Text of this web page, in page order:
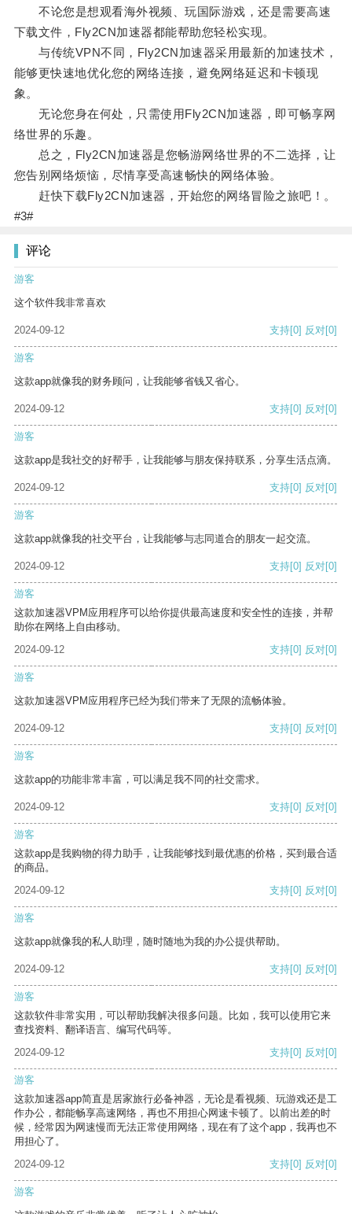
不论您是想观看海外视频、玩国际游戏，还是需要高速
下载文件，Fly2CN加速器都能帮助您轻松实现。
与传统VPN不同，Fly2CN加速器采用最新的加速技术，
能够更快速地优化您的网络连接，避免网络延迟和卡顿现
象。
无论您身在何处，只需使用Fly2CN加速器，即可畅享网
络世界的乐趣。
总之，Fly2CN加速器是您畅游网络世界的不二选择，让
您告别网络烦恼，尽情享受高速畅快的网络体验。
赶快下载Fly2CN加速器，开始您的网络冒险之旅吧！。
#3#
评论
游客
这个软件我非常喜欢
2024-09-12 支持[0] 反对[0]
游客
这款app就像我的财务顾问，让我能够省钱又省心。
2024-09-12 支持[0] 反对[0]
游客
这款app是我社交的好帮手，让我能够与朋友保持联系，分享生活点滴。
2024-09-12 支持[0] 反对[0]
游客
这款app就像我的社交平台，让我能够与志同道合的朋友一起交流。
2024-09-12 支持[0] 反对[0]
游客
这款加速器VPM应用程序可以给你提供最高速度和安全性的连接，并帮
助你在网络上自由移动。
2024-09-12
支持[0] 反对[0]
游客
这款加速器VPM应用程序已经为我们带来了无限的流畅体验。
2024-09-12 支持[0] 反对[0]
游客
这款app的功能非常丰富，可以满足我不同的社交需求。
2024-09-12 支持[0] 反对[0]
游客
这款app是我购物的得力助手，让我能够找到最优惠的价格，买到最合适
的商品。
2024-09-12
支持[0] 反对[0]
游客
这款app就像我的私人助理，随时随地为我的办公提供帮助。
2024-09-12 支持[0] 反对[0]
游客
这款软件非常实用，可以帮助我解决很多问题。比如，我可以使用它来
查找资料、翻译语言、编写代码等。
2024-09-12
支持[0] 反对[0]
游客
这款加速器app简直是居家旅行必备神器，无论是看视频、玩游戏还是工
作办公，都能畅享高速网络，再也不用担心网速卡顿了。以前出差的时
候，经常因为网速慢而无法正常使用网络，现在有了这个app，我再也不
用担心了。
2024-09-12
支持[0] 反对[0]
游客